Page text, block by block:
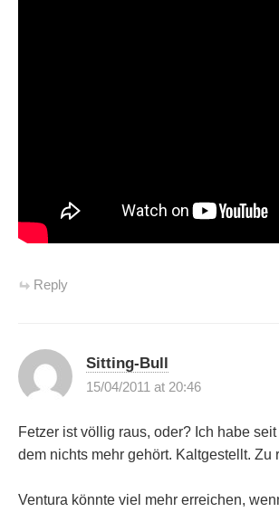
Reply
Sitting-Bull
15/04/2011 at 20:46
Fetzer ist völlig raus, oder? Ich habe
dem nichts mehr gehört. Kaltgestellt. Zu
Ventura könnte viel mehr erreichen,